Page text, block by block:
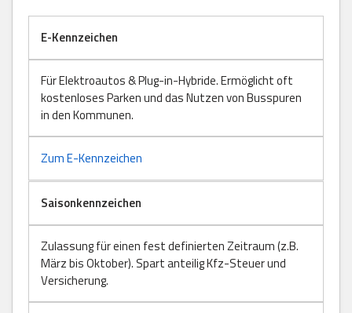
E-Kennzeichen
Für Elektroautos & Plug-in-Hybride. Ermöglicht oft
kostenloses Parken und das Nutzen von Busspuren
in den Kommunen.
Zum E-Kennzeichen
Saisonkennzeichen
Zulassung für einen fest definierten Zeitraum (z.B.
März bis Oktober). Spart anteilig Kfz-Steuer und
Versicherung.